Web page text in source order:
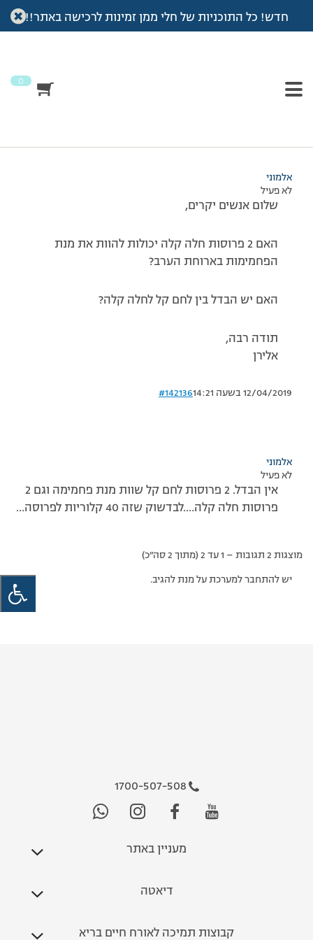
חדש! כל התוכניות של חלי ממן זמינות לרכישה באתר!!
0
עמוד הבית >דיונים>פורום >שאלה לגבי פחממות
מוצגות 2 תגובות – 1 עד 2 (מתוך 2 סה״כ)
אלמוני
לא פעיל
שלום אנשים יקרים,
האם 2 פרוסות חלה קלה יכולות להוות את מנת
הפחמימות בארוחת הערב?
האם יש הבדל בין לחם קל לחלה קלה?
תודה רבה,
אלירן
12/04/2019 בשעה 14:21 #142136
אלמוני
לא פעיל
אין הבדל. 2 פרוסות לחם קל שוות מנת פחמימה וגם 2
פרוסות חלה קלה….לבדשוק שזה 40 קלוריות לפרוסה…
מוצגות 2 תגובות – 1 עד 2 (מתוך 2 סה״כ)
יש להתחבר למערכת על מנת להגיב.
1700-507-508
מעניין באתר
דיאטה
קבוצות תמיכה לאורח חיים בריא